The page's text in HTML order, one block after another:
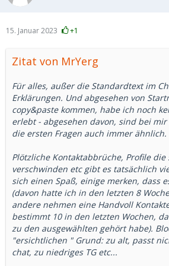
15. Januar 2023 +1
Zitat von MrYerg
Für alles, außer die Standardtext im
Erklärungen. Und abgesehen von
copy&paste kommen, habe ich noch
erlebt - abgesehen davon, sind bei
die ersten Fragen auch immer ähnlich.
Plötzliche Kontaktabbrüche, Profile die
verschwinden etc gibt es tatsächlich
sich einen Spaß, einige merken, dass
(davon hatte ich in den letzten 8
andere nehmen eine Handvoll
bestimmt 10 in den letzten Wochen,
zu den ausgewählten gehört habe).
"ersichtlichen " Grund: zu alt, passt
chat, zu niedriges TG etc...